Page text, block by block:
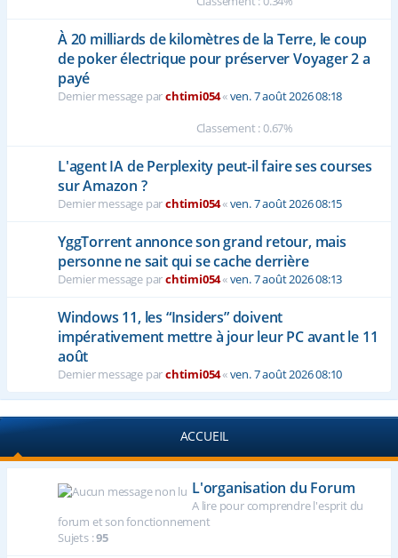
À 20 milliards de kilomètres de la Terre, le coup
de poker électrique pour préserver Voyager 2 a
payé
Dernier message parchtimi054«ven. 7 août 2026 08:18
Classement : 0.67%
L'agent IA de Perplexity peut-il faire ses courses
sur Amazon ?
Dernier message parchtimi054«ven. 7 août 2026 08:15
YggTorrent annonce son grand retour, mais
personne ne sait qui se cache derrière
Dernier message parchtimi054«ven. 7 août 2026 08:13
Windows 11, les “Insiders” doivent
impérativement mettre à jour leur PC avant le 11
août
Dernier message parchtimi054«ven. 7 août 2026 08:10
ACCUEIL
L'organisation du Forum
A lire pour comprendre l'esprit du
forum et son fonctionnement
Sujets :95